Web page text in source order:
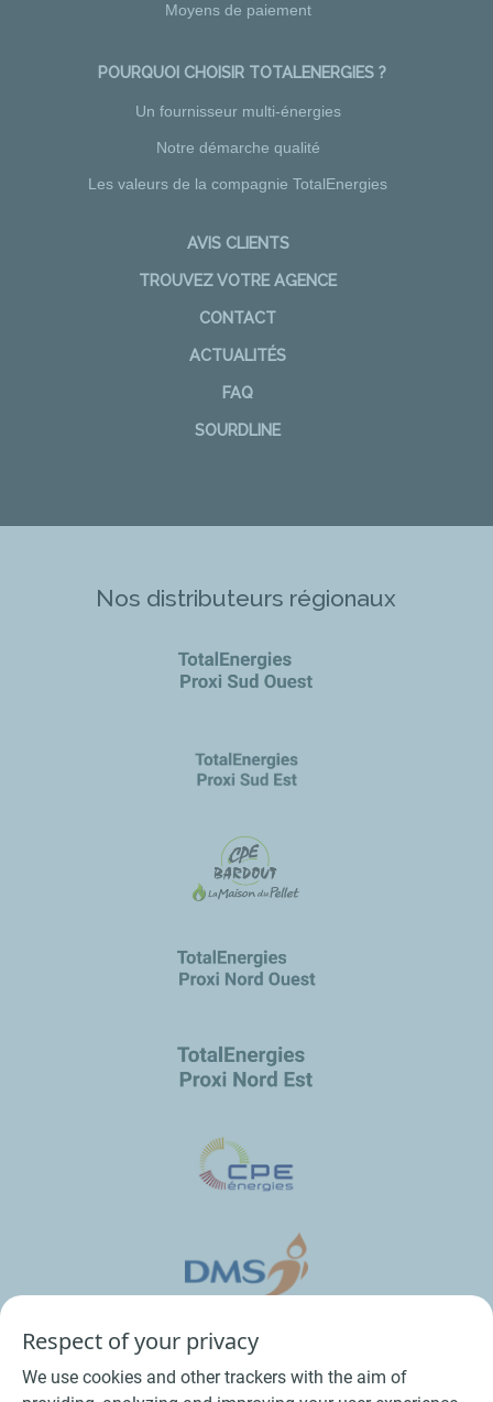
Moyens de paiement
POURQUOI CHOISIR TOTALENERGIES ?
Un fournisseur multi-énergies
Notre démarche qualité
Les valeurs de la compagnie TotalEnergies
AVIS CLIENTS
TROUVEZ VOTRE AGENCE
CONTACT
ACTUALITÉS
FAQ
SOURDLINE
Nos distributeurs régionaux
Respect of your privacy
We use cookies and other trackers with the aim of